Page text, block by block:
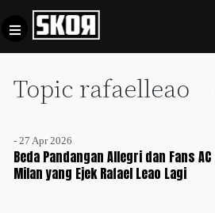
Topic rafaelleao
- 27 Apr 2026
Beda Pandangan Allegri dan Fans AC
Milan yang Ejek Rafael Leao Lagi
Football +
Culture
Privacy
Pedoman
Pemberitaan
Media